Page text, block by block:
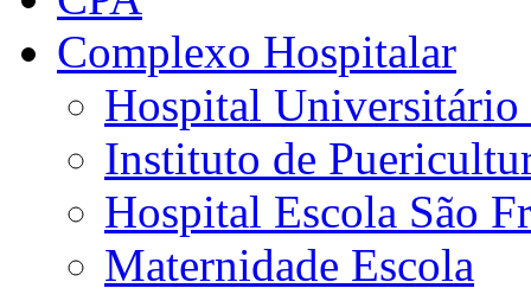
Complexo Hospitalar
Hospital
Instituto de
Hospital Escola São
Maternidade Escola